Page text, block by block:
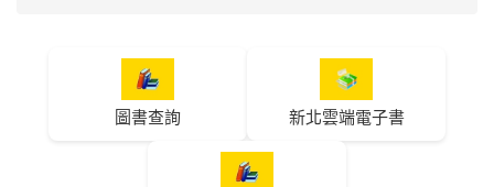
圖書查詢 新北雲端電子書